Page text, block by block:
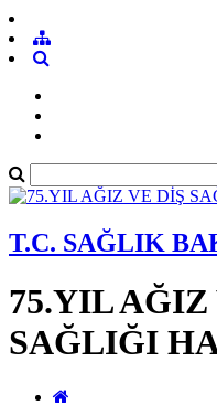
T.C. SAĞLIK
75.YIL AĞIZ
SAĞLIĞI